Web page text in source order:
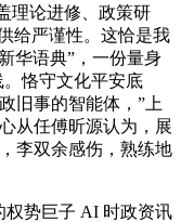
理论进修、政策研
给严谨性。这恰是我
华语典”，一份量身
。恪守文化平安底
旧事的智能体，”上
从任傅昕源认为，展
李双余感伤，熟练地
势巨子 AI 时政资讯